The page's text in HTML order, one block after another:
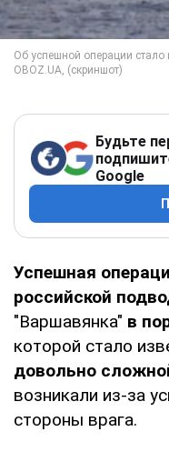
Будьте
Google
Успешная
российской
"Варшавянка" в
которой стало
довольно
возникали из-за
стороны врага.